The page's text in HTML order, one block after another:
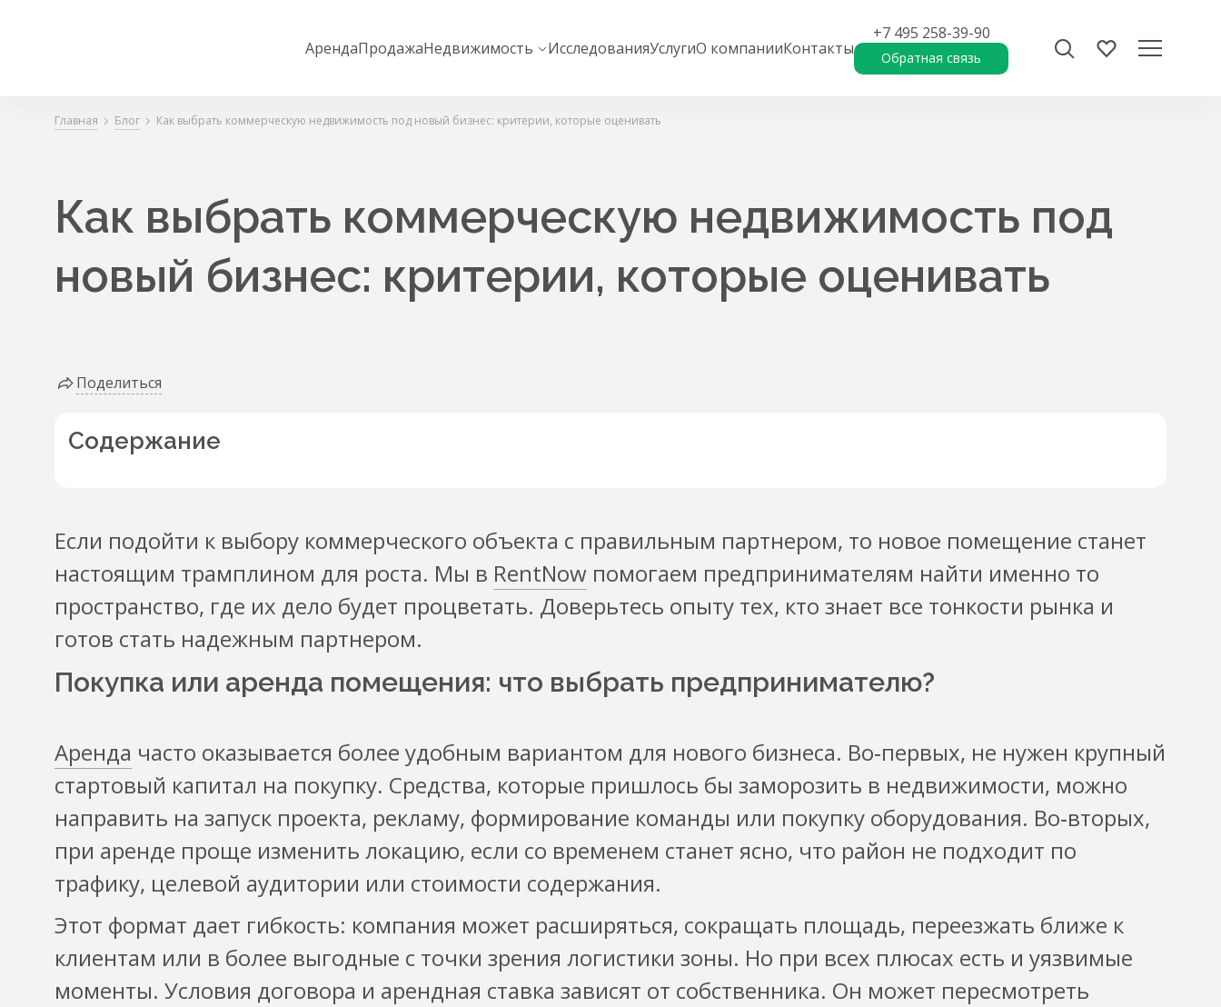
АрендаПродажаНедвижимость ИсследованияУслугиО компанииКонтакты
+7 495 258-39-90
Обратная связь
Главная Блог Как выбрать коммерческую недвижимость под новый бизнес: критерии, которые оценивать
Как выбрать коммерческую недвижимость под
новый бизнес: критерии, которые оценивать
Поделиться
Содержание
Если подойти к выбору коммерческого объекта с правильным партнером, то новое помещение станет
настоящим трамплином для роста. Мы в RentNow помогаем предпринимателям найти именно то
пространство, где их дело будет процветать. Доверьтесь опыту тех, кто знает все тонкости рынка и
готов стать надежным партнером.
Покупка или аренда помещения: что выбрать предпринимателю?
Аренда часто оказывается более удобным вариантом для нового бизнеса. Во‑первых, не нужен крупный
стартовый капитал на покупку. Средства, которые пришлось бы заморозить в недвижимости, можно
направить на запуск проекта, рекламу, формирование команды или покупку оборудования. Во‑вторых,
при аренде проще изменить локацию, если со временем станет ясно, что район не подходит по
трафику, целевой аудитории или стоимости содержания.
Этот формат дает гибкость: компания может расширяться, сокращать площадь, переезжать ближе к
клиентам или в более выгодные с точки зрения логистики зоны. Но при всех плюсах есть и уязвимые
моменты. Условия договора и арендная ставка зависят от собственника. Он может пересмотреть